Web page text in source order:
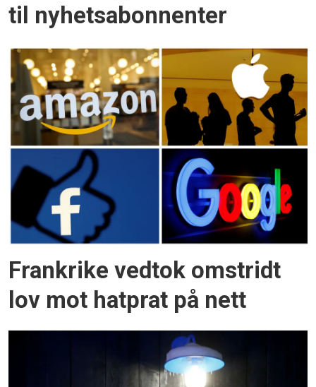
til nyhetsabonnenter
Frankrike vedtok omstridt
lov mot hatprat på nett